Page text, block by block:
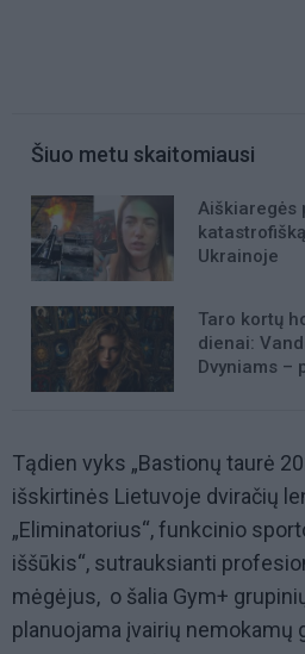
Šiuo metu skaitomiausi
Aiškiaregės
Ukrainoje
Taro kortų
dienai:
Dvyniams –
Tądien vyks „Bastionų taurė
išskirtinės Lietuvoje dviračių
„E liminatorius“,funkcinio
iššūkis“, sutrauksianti
mėgėjus, o šalia Gym+
planuojama įvairių nemokamų